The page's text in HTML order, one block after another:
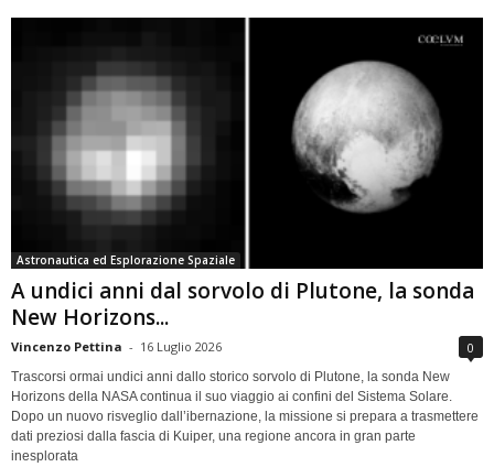
Astronautica ed Esplorazione Spaziale
A undici anni dal sorvolo di Plutone, la sonda
New Horizons...
Vincenzo Pettina - 16 Luglio 2026 0
Trascorsi ormai undici anni dallo storico sorvolo di Plutone, la sonda New
Horizons della NASA continua il suo viaggio ai confini del Sistema Solare.
Dopo un nuovo risveglio dall’ibernazione, la missione si prepara a trasmettere
dati preziosi dalla fascia di Kuiper, una regione ancora in gran parte
inesplorata